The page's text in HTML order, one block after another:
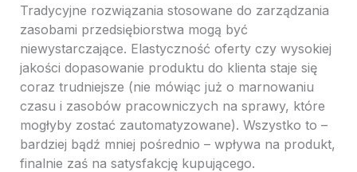
Tradycyjne rozwiązania stosowane do zarządzania
zasobami przedsiębiorstwa mogą być
niewystarczające. Elastyczność oferty czy wysokiej
jakości dopasowanie produktu do klienta staje się
coraz trudniejsze (nie mówiąc już o marnowaniu
czasu i zasobów pracowniczych na sprawy, które
mogłyby zostać zautomatyzowane). Wszystko to –
bardziej bądź mniej pośrednio – wpływa na produkt,
finalnie zaś na satysfakcję kupującego.